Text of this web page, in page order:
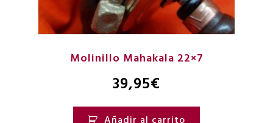
Molinillo Mahakala 22×7
39,95€